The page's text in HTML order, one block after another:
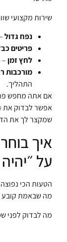
שירות מקצועי
נפח גדול
פריטים
לחץ זמן–
מורכבות
התהליך.
אם אתה מחפש
אפשר לבדוק את
שמקצר לך את
איך
על
הטעות הכי
מה שבאמת קובע
מה לבדוק לפני